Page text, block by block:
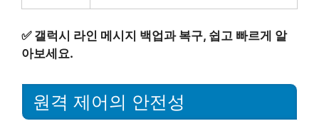
✅ 갤럭시 라인 메시지 백업과 복구, 쉽고 빠르게 알
아보세요.
원격 제어의 안전성